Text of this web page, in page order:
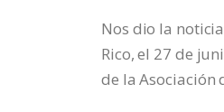
Nos dio la
Rico, el 27 de
de la Asociación